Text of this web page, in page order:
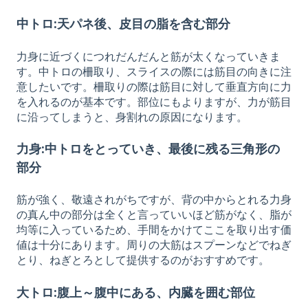
中トロ:天パネ後、皮目の脂を含む部分
力身に近づくにつれだんだんと筋が太くなっていきま
す。中トロの柵取り、スライスの際には筋目の向きに注
意したいです。柵取りの際は筋目に対して垂直方向に力
を入れるのが基本です。部位にもよりますが、力が筋目
に沿ってしまうと、身割れの原因になります。
力身:中トロをとっていき、最後に残る三角形の
部分
筋が強く、敬遠されがちですが、背の中からとれる力身
の真ん中の部分は全くと言っていいほど筋がなく、脂が
均等に入っているため、手間をかけてここを取り出す価
値は十分にあります。周りの大筋はスプーンなどでねぎ
とり、ねぎとろとして提供するのがおすすめです。
大トロ:腹上～腹中にある、内臓を囲む部位